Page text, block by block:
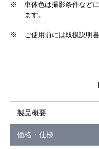
※
車体色は撮影条件など
ます。
※ ご使用前には取扱説明
製品概要
価格・仕様